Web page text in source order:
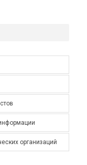
организаций